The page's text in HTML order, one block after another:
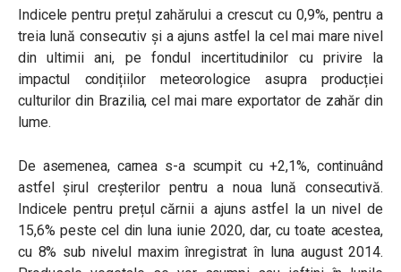
Indicele pentru prețul zahărului a crescut cu 0,9%, pentru a
treia lună consecutiv și a ajuns astfel la cel mai mare nivel
din ultimii ani, pe fondul incertitudinilor cu privire la
impactul condițiilor meteorologice asupra producției
culturilor din Brazilia, cel mai mare exportator de zahăr din
lume.
De asemenea, carnea s-a scumpit cu +2,1%, continuând
astfel șirul creșterilor pentru a noua lună consecutivă.
Indicele pentru prețul cărnii a ajuns astfel la un nivel de
15,6% peste cel din luna iunie 2020, dar, cu toate acestea,
cu 8% sub nivelul maxim înregistrat în luna august 2014.